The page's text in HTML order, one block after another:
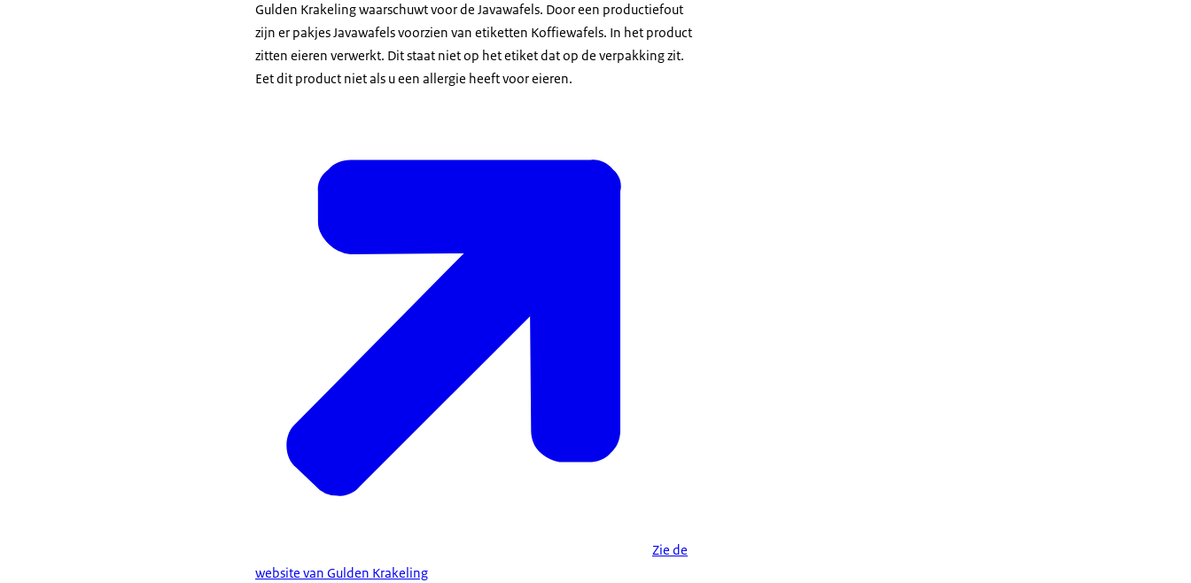
Gulden Krakeling waarschuwt voor de Javawafels. Door een productiefout
zijn er pakjes Javawafels voorzien van etiketten Koffiewafels. In het product
zitten eieren verwerkt. Dit staat niet op het etiket dat op de verpakking zit.
Eet dit product niet als u een allergie heeft voor eieren.
Zie de
website van Gulden Krakeling